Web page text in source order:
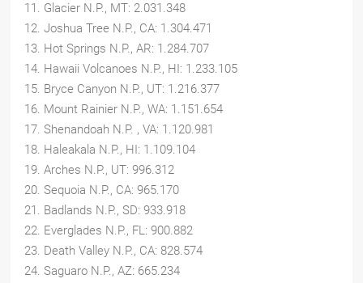
Glacier N.P., MT: 2.031.348
Joshua Tree N.P., CA: 1.304.471
Hot Springs N.P., AR: 1.284.707
Hawaii Volcanoes N.P., HI: 1.233.105
Bryce Canyon N.P., UT: 1.216.377
Mount Rainier N.P., WA: 1.151.654
Shenandoah N.P. , VA: 1.120.981
Haleakala N.P., HI: 1.109.104
Arches N.P., UT: 996.312
Sequoia N.P., CA: 965.170
Badlands N.P., SD: 933.918
Everglades N.P., FL: 900.882
Death Valley N.P., CA: 828.574
Saguaro N.P., AZ: 665.234